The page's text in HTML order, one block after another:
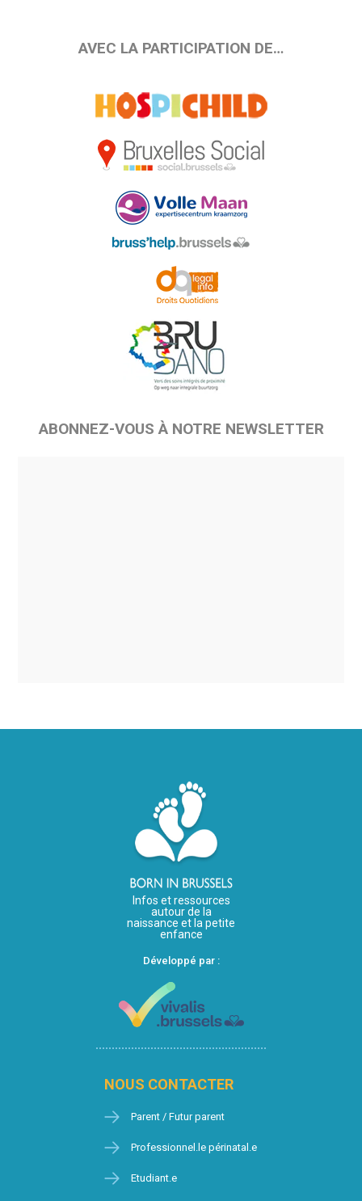
AVEC LA PARTICIPATION DE…
ABONNEZ-VOUS À NOTRE NEWSLETTER
Infos et ressources
autour de la
naissance et la petite
enfance
Développé par :
NOUS CONTACTER
Parent / Futur parent
Professionnel.le périnatal.e
Etudiant.e